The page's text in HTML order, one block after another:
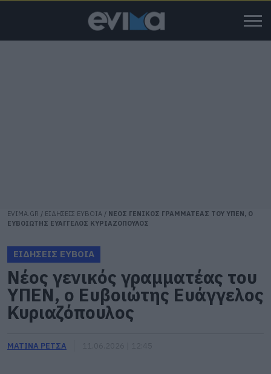
EVIMA.GR / ΕΙΔΗΣΕΙΣ ΕΥΒΟΙΑ / ΝΕΟΣ ΓΕΝΙΚΟΣ ΓΡΑΜΜΑΤΕΑΣ ΤΟΥ ΥΠΕΝ, Ο
ΕΥΒΟΙΩΤΗΣ ΕΥΑΓΓΕΛΟΣ ΚΥΡΙΑΖΟΠΟΥΛΟΣ
ΕΙΔΗΣΕΙΣ ΕΥΒΟΙΑ
Νέος γενικός γραμματέας του
ΥΠΕΝ, ο Ευβοιώτης Ευάγγελος
Κυριαζόπουλος
ΜΑΤΙΝΑ ΡΕΤΣΑ